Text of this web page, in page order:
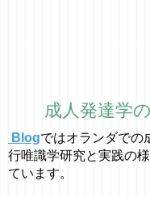
成人発達学
Blogではオラ ンダでの
行唯識学研究と実践の
ています。